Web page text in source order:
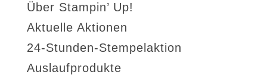
Über Stampin’ Up!
Aktuelle Aktionen
24-Stunden-Stempelaktion
Auslaufprodukte